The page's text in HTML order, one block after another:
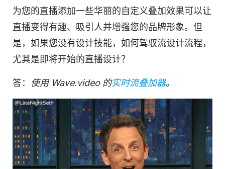
为您的直播添加一些华丽的自定义叠加效果可以让
直播变得有趣、吸引人并增强您的品牌形象。但
是，如果您没有设计技能，如何驾驭流设计流程，
尤其是即将开始的直播设计？
答： 使用 Wave.video 的实时流叠加器。